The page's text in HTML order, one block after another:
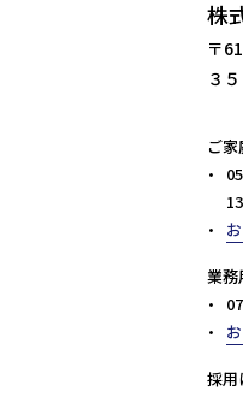
株
〒
３５
ご
業務
採用